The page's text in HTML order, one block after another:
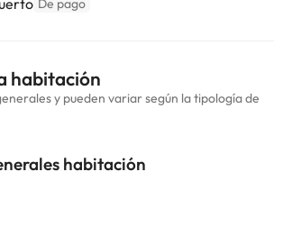
De pago
habitación
y pueden variar según la tipología de
habitación